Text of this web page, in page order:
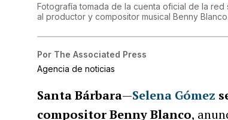
Fotografía tomada de la cuenta oficial de la
al productor y compositor musical Benny
Por The Associated Press
Agencia de noticias
Santa Bárbara—Selena Gómez
compositor Benny Blanco,